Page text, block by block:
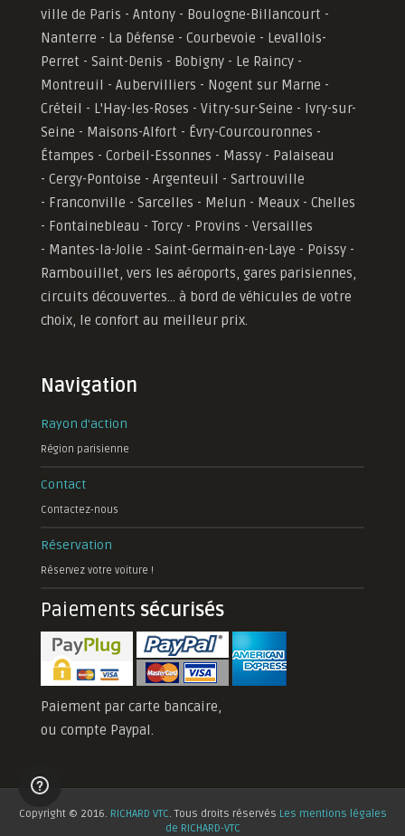
ville de Paris - Antony - Boulogne-Billancourt -
Nanterre - La Défense - Courbevoie - Levallois-
Perret - Saint-Denis - Bobigny - Le Raincy -
Montreuil - Aubervilliers - Nogent sur Marne -
Créteil - L'Hay-les-Roses - Vitry-sur-Seine - Ivry-sur-
Seine - Maisons-Alfort - Évry-Courcouronnes -
Étampes - Corbeil-Essonnes - Massy - Palaiseau
- Cergy-Pontoise - Argenteuil - Sartrouville
- Franconville - Sarcelles - Melun - Meaux - Chelles
- Fontainebleau - Torcy - Provins - Versailles
- Mantes-la-Jolie - Saint-Germain-en-Laye - Poissy -
Rambouillet, vers les aéroports, gares parisiennes,
circuits découvertes... à bord de véhicules de votre
choix, le confort au meilleur prix.
Navigation
Rayon d'action
Région parisienne
Contact
Contactez-nous
Réservation
Réservez votre voiture !
Paiements sécurisés
Paiement par carte bancaire,
ou compte Paypal.
Copyright © 2016. RICHARD VTC. Tous droits réservés Les mentions légales
de RICHARD-VTC